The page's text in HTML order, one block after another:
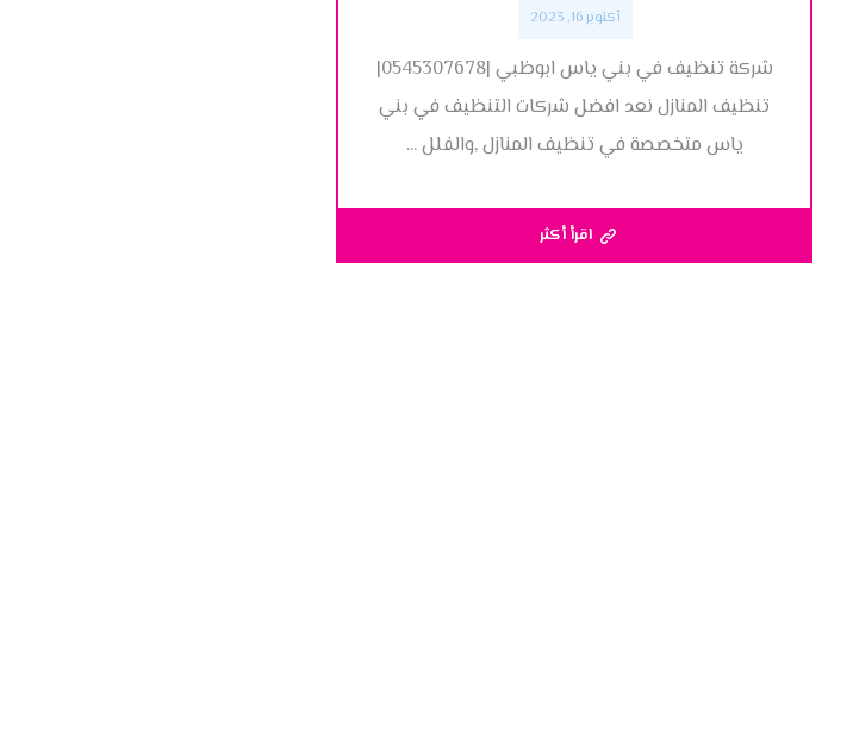
أكتوبر 16, 2023
شركة تنظيف في بني ياس ابوظبي |0545307678|
تنظيف المنازل نعد افضل شركات التنظيف في بني
ياس متخصصة في تنظيف المنازل ,والفلل ...
اقرأ أكثر